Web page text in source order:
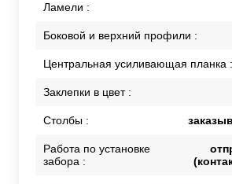
Ламели :
Боковой и верхний профили :
Центральная усиливающая планка :
Заклепки в цвет :
Столбы :
Работа по установке
забора :